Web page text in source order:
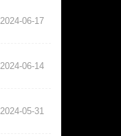
2024-06-17
2024-06-14
2024-05-31